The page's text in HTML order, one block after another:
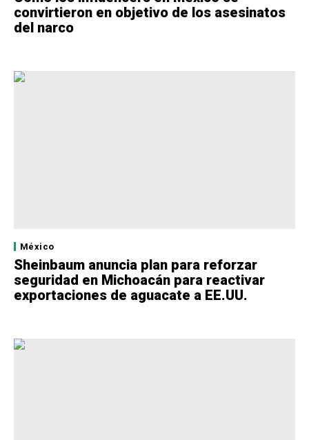
convirtieron en objetivo de los asesinatos
del narco
México
Sheinbaum anuncia plan para reforzar
seguridad en Michoacán para reactivar
exportaciones de aguacate a EE.UU.